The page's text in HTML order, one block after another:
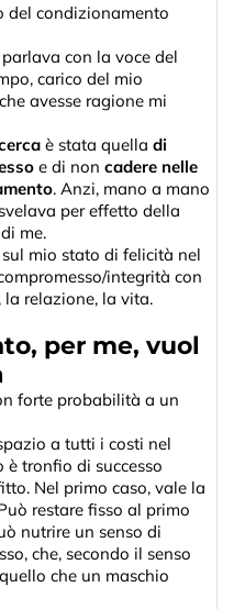
del condizionamento
con la voce del
carico del mio
avesse ragione mi
è stata quella di
e di non cadere nelle
. Anzi, mano a mano
per effetto della
me.
mio stato di felicità nel
integrità con
relazione, la vita.
per me, vuol
forte probabilità a un
a tutti i costi nel
tronfio di successo
Nel primo caso, vale la
restare fisso al primo
nutrire un senso di
che, secondo il senso
che un maschio